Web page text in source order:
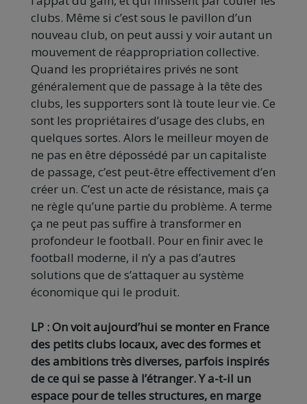
clubs. Même si c’est sous le pavillon d’un
nouveau club, on peut aussi y voir autant un
mouvement de réappropriation collective.
Quand les propriétaires privés ne sont
généralement que de passage à la tête des
clubs, les supporters sont là toute leur vie. Ce
sont les propriétaires d’usage des clubs, en
quelques sortes. Alors le meilleur moyen de
ne pas en être dépossédé par un capitaliste
de passage, c’est peut-être effectivement d’en
créer un. C’est un acte de résistance, mais ça
ne règle qu’une partie du problème. A terme
ça ne peut pas suffire à transformer en
profondeur le football. Pour en finir avec le
football moderne, il n’y a pas d’autres
solutions que de s’attaquer au système
économique qui le produit.
LP : On voit aujourd’hui se monter en France
des petits clubs locaux, avec des formes et
des ambitions très diverses, parfois inspirés
de ce qui se passe à l’étranger. Y a-t-il un
espace pour de telles structures, en marge